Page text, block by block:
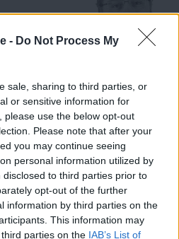
- Do Not Process My
sale, sharing to third parties, or
or sensitive information for
please use the below opt-out
Please note that after your
you may continue seeing
personal information utilized by
to third parties prior to
opt-out of the further
information by third parties on the
This information may
parties on the IAB’s List of
något om vår
rädsla: